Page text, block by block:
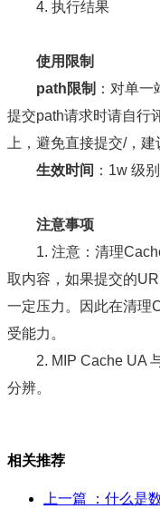
4. 执行结果
使用限制
path限制 ：对单
提交path请求时请自行
上，避免直接提交/，
生效时间 ：1w 级
注意事项
1. 注意：清理
取内容，如果提交的
一定压力。因此在清理
受能力。
2. MIP Cache UA
分辨。
相关推荐
上一篇
：什么是